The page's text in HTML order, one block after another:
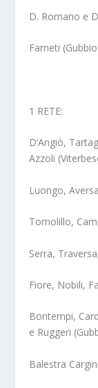
D. Romano e
Farneti
1 RETE:
D’Angiò,
Azzoli
Luongo,
Tomolillo,
Serra,
Fiore, Nobili,
Bontempi,
e Ruggeri
Balestra